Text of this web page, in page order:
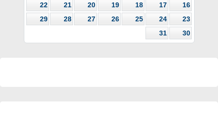
16
17
18
19
20
21
22
23
24
25
26
27
28
29
30
31